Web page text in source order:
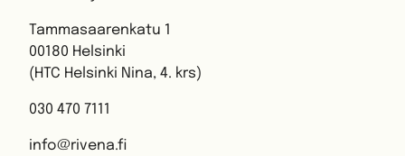
Tammasaarenkatu 1
00180 Helsinki
(HTC Helsinki Nina, 4. krs)
030 470 7111
info@rivena.fi